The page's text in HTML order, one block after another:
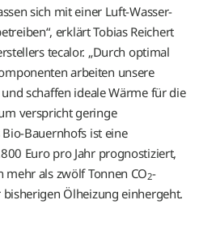
sich mit einer Luft-Wasser-
erklärt Tobias Reichert
tecalor. „Durch optimal
arbeiten unsere
schaffen ideale Wärme für die
verspricht geringe
Bauernhofs ist eine
Euro pro Jahr prognostiziert,
als zwölf Tonnen CO2-
Ölheizung einhergeht.